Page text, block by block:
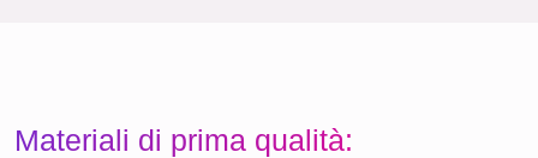
Materiali di prima qualità: